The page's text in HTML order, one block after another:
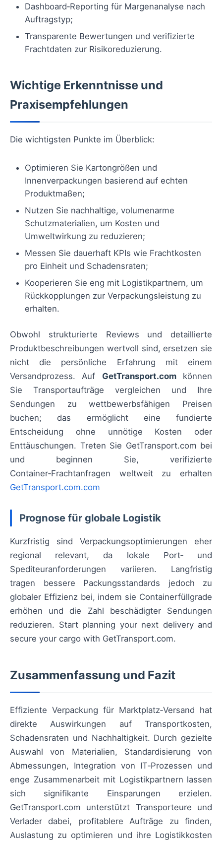
Dashboard‑Reporting für Margenanalyse nach
Auftragstyp;
Transparente Bewertungen und verifizierte
Frachtdaten zur Risikoreduzierung.
Wichtige Erkenntnisse und
Praxisempfehlungen
Die wichtigsten Punkte im Überblick:
Optimieren Sie Kartongrößen und
Innenverpackungen basierend auf echten
Produktmaßen;
Nutzen Sie nachhaltige, volumenarme
Schutzmaterialien, um Kosten und
Umweltwirkung zu reduzieren;
Messen Sie dauerhaft KPIs wie Frachtkosten
pro Einheit und Schadensraten;
Kooperieren Sie eng mit Logistikpartnern, um
Rückkopplungen zur Verpackungsleistung zu
erhalten.
Obwohl strukturierte Reviews und detaillierte
Produktbeschreibungen wertvoll sind, ersetzen sie
nicht die persönliche Erfahrung mit einem
Versandprozess. Auf GetTransport.comkönnen
Sie Transportaufträge vergleichen und Ihre
Sendungen zu wettbewerbsfähigen Preisen
buchen; das ermöglicht eine fundierte
Entscheidung ohne unnötige Kosten oder
Enttäuschungen. Treten Sie GetTransport.com bei
und beginnen Sie, verifizierte
Container‑Frachtanfragen weltweit zu erhalten
GetTransport.com.com
Prognose für globale Logistik
Kurzfristig sind Verpackungsoptimierungen eher
regional relevant, da lokale Port‑ und
Spediteuranforderungen variieren. Langfristig
tragen bessere Packungsstandards jedoch zu
globaler Effizienz bei, indem sie Containerfüllgrade
erhöhen und die Zahl beschädigter Sendungen
reduzieren. Start planning your next delivery and
secure your cargo with GetTransport.com.
Zusammenfassung und Fazit
Effiziente Verpackung für Marktplatz‑Versand hat
direkte Auswirkungen auf Transportkosten,
Schadensraten und Nachhaltigkeit. Durch gezielte
Auswahl von Materialien, Standardisierung von
Abmessungen, Integration von IT‑Prozessen und
enge Zusammenarbeit mit Logistikpartnern lassen
sich signifikante Einsparungen erzielen.
GetTransport.com unterstützt Transporteure und
Verlader dabei, profitablere Aufträge zu finden,
Auslastung zu optimieren und ihre Logistikkosten